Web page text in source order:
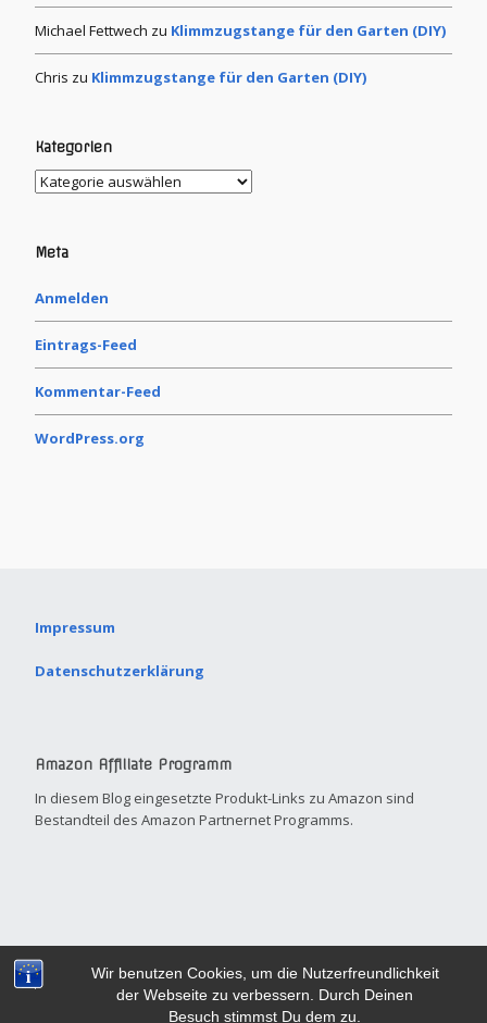
Wir benutzen Cookies, um die Nutzerfreundlichkeit
der Webseite zu verbessern. Durch Deinen
Besuch stimmst Du dem zu.
Michael Fettwech zu Klimmzugstange für den Garten (DIY)
Chris zu Klimmzugstange für den Garten (DIY)
Kategorien
Meta
Anmelden
Eintrags-Feed
Kommentar-Feed
WordPress.org
Impressum
Datenschutzerklärung
Amazon Affiliate Programm
In diesem Blog eingesetzte Produkt-Links zu Amazon sind
Bestandteil des Amazon Partnernet Programms.
Built with . Your friendly small business site builder.